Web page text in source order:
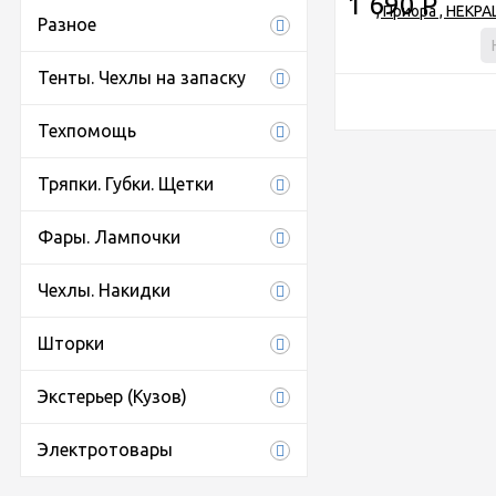
Разное
Тенты. Чехлы на запаску
Техпомощь
Тряпки. Губки. Щетки
Фары. Лампочки
Чехлы. Накидки
Шторки
Экстерьер (Кузов)
Электротовары